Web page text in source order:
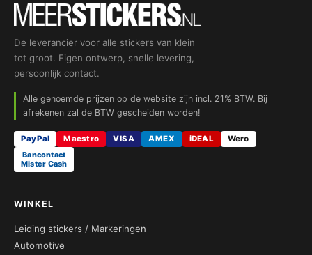
De leverancier voor alle stickers van klein
tot groot. Eigen ontwerp, snelle levering,
persoonlijk contact.
Alle genoemde prijzen op de website zijn incl. 21% BTW. Bij
afrekenen zal de BTW gescheiden worden!
PayPal Maestro VISA AMEX iDEAL
Wero
Bancontact
Mister Cash
WINKEL
Leiding stickers / Markeringen
Automotive